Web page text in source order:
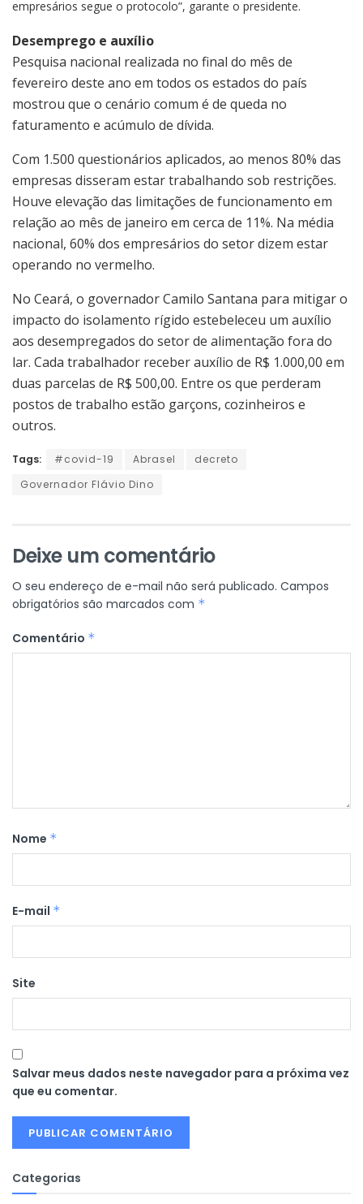
empresários segue o protocolo”, garante o presidente.
Desemprego e auxílio
Pesquisa nacional realizada no final do mês de
fevereiro deste ano em todos os estados do país
mostrou que o cenário comum é de queda no
faturamento e acúmulo de dívida.
Com 1.500 questionários aplicados, ao menos 80% das
empresas disseram estar trabalhando sob restrições.
Houve elevação das limitações de funcionamento em
relação ao mês de janeiro em cerca de 11%. Na média
nacional, 60% dos empresários do setor dizem estar
operando no vermelho.
No Ceará, o governador Camilo Santana para mitigar o
impacto do isolamento rígido estebeleceu um auxílio
aos desempregados do setor de alimentação fora do
lar. Cada trabalhador receber auxílio de R$ 1.000,00 em
duas parcelas de R$ 500,00. Entre os que perderam
postos de trabalho estão garçons, cozinheiros e
outros.
Tags: #covid-19 Abrasel
decreto
Governador Flávio Dino
Deixe um comentário
O seu endereço de e-mail não será publicado. Campos
obrigatórios são marcados com *
Comentário *
Nome *
E-mail *
Site
Salvar meus dados neste navegador para a próxima vez
que eu comentar.
Categorias